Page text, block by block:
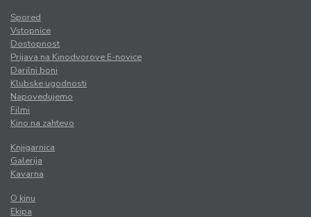
Spored
Vstopnice
Dostopnost
Prijava na Kinodvorove E-novice
Darilni boni
Klubske ugodnosti
Napovedujemo
Filmi
Kino na zahtevo
Knjigarnica
Galerija
Kavarna
O kinu
Ekipa